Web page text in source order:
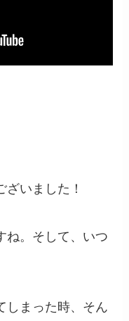
いました！
ね。そして、いつ
しまった時、そん